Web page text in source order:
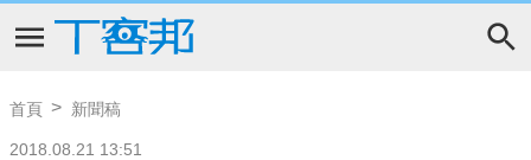
首頁 新聞稿
2018.08.21 13:51